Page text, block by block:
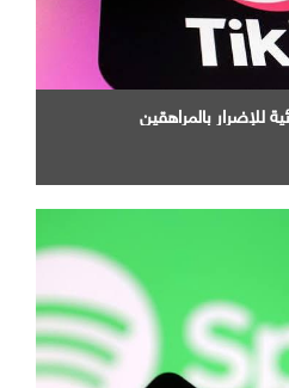
بالمراهقين